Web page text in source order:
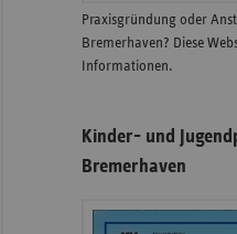
Praxisgründung oder
Bremerhaven? Diese
Informationen.
Kinder- und
Bremerhaven